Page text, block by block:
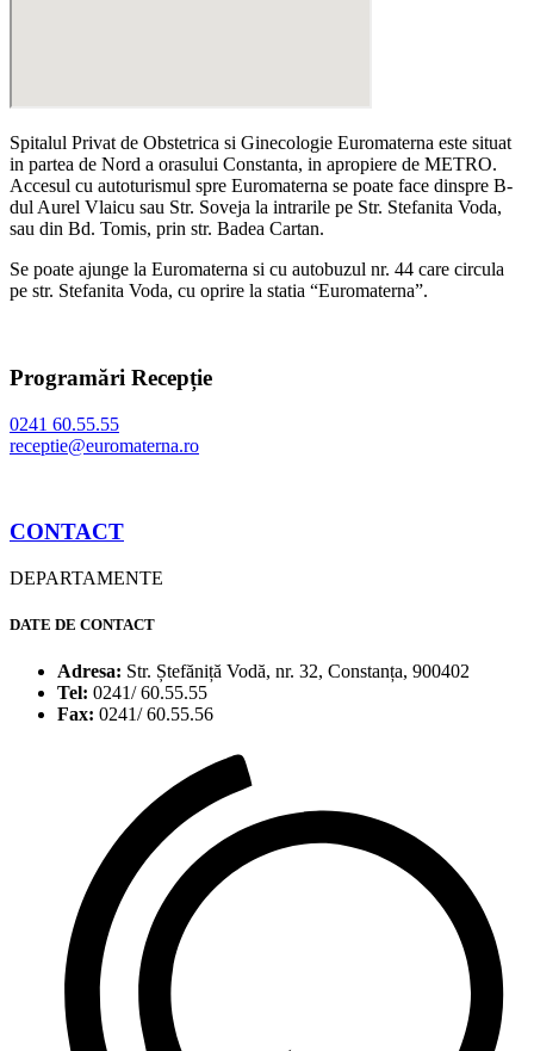
Spitalul Privat de Obstetrica si Ginecologie Euromaterna este situat
in partea de Nord a orasului Constanta, in apropiere de METRO.
Accesul cu autoturismul spre Euromaterna se poate face dinspre B-
dul Aurel Vlaicu sau Str. Soveja la intrarile pe Str. Stefanita Voda,
sau din Bd. Tomis, prin str. Badea Cartan.
Se poate ajunge la Euromaterna si cu autobuzul nr. 44 care circula
pe str. Stefanita Voda, cu oprire la statia “Euromaterna”.
Programări Recepție
0241 60.55.55
receptie@euromaterna.ro
CONTACT
DEPARTAMENTE
DATE DE CONTACT
Adresa: Str. Ștefăniță Vodă, nr. 32, Constanța, 900402
Tel: 0241/ 60.55.55
Fax: 0241/ 60.55.56